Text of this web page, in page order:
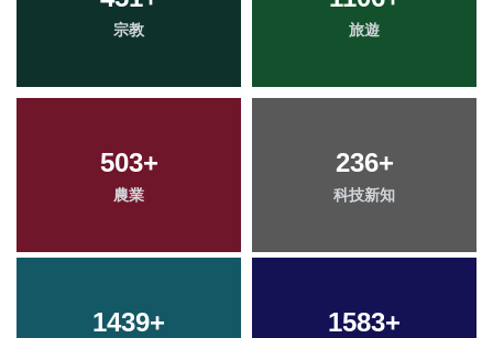
宗教 旅遊
503+
農業
236+
科技新知
1439+ 1583+